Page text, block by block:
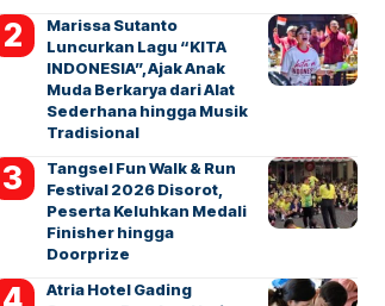
Marissa Sutanto
Luncurkan Lagu “KITA
INDONESIA”, Ajak Anak
Muda Berkarya dari Alat
Sederhana hingga Musik
Tradisional
Tangsel Fun Walk & Run
Festival 2026 Disorot,
Peserta Keluhkan Medali
Finisher hingga
Doorprize
Atria Hotel Gading